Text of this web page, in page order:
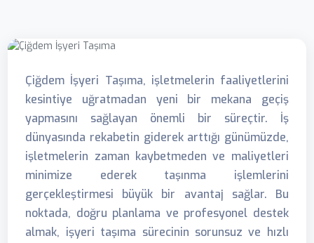
Çiğdem İşyeri Taşıma, işletmelerin faaliyetlerini
kesintiye uğratmadan yeni bir mekana geçiş
yapmasını sağlayan önemli bir süreçtir. İş
dünyasında rekabetin giderek arttığı günümüzde,
işletmelerin zaman kaybetmeden ve maliyetleri
minimize ederek taşınma işlemlerini
gerçekleştirmesi büyük bir avantaj sağlar. Bu
noktada, doğru planlama ve profesyonel destek
almak, işyeri taşıma sürecinin sorunsuz ve hızlı